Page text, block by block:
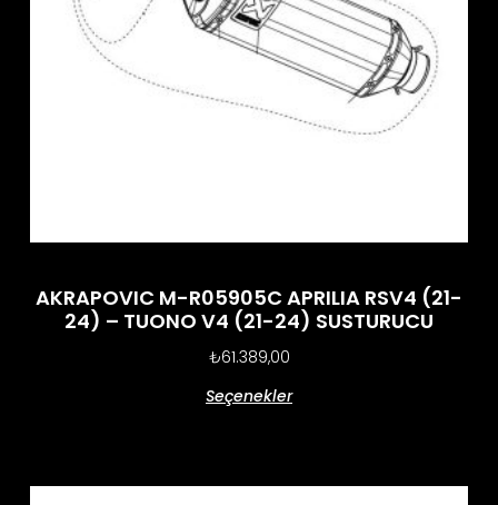
AKRAPOVIC M-R05905C APRILIA RSV4 (21-
24) – TUONO V4 (21-24) SUSTURUCU
₺61.389,00
Seçenekler